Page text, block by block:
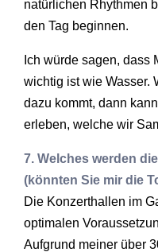
natürlichen Rhythmen
den Tag beginnen.
Ich würde sagen, dass
wichtig ist wie Wasser.
dazu kommt, dann
erleben, welche wir
7. Welches werden
(könnten Sie mir die
Die Konzerthallen im
optimalen
Aufgrund meiner über